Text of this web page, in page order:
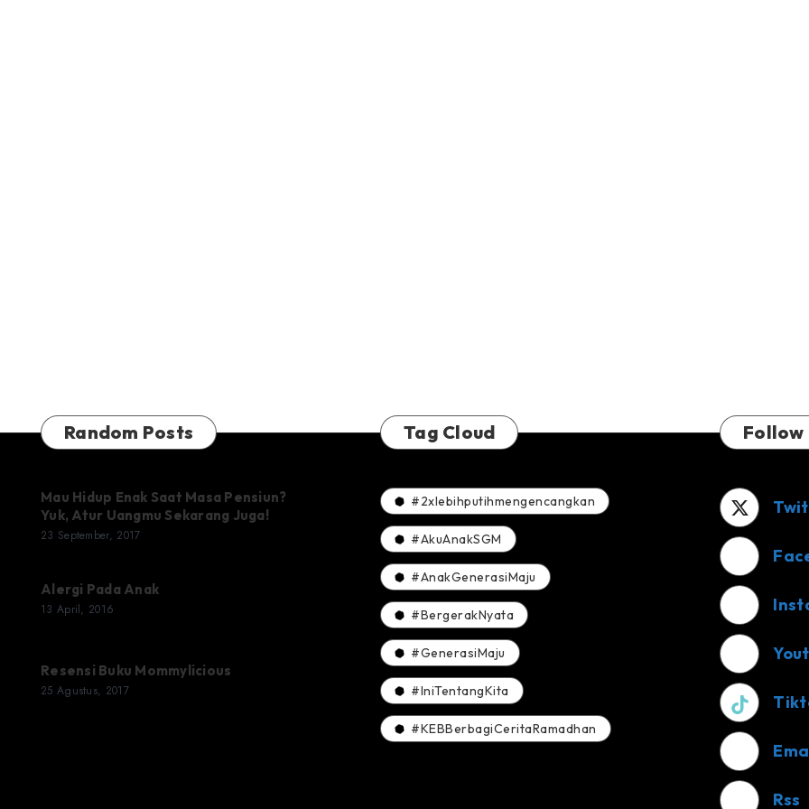
Random Posts
Mau Hidup Enak Saat Masa Pensiun?
Yuk, Atur Uangmu Sekarang Juga!
23 September, 2017
Alergi Pada Anak
13 April, 2016
Resensi Buku Mommylicious
25 Agustus, 2017
Tag Cloud
#2xlebihputihmengencangkan
#AkuAnakSGM
#AnakGenerasiMaju
#BergerakNyata
#GenerasiMaju
#IniTentangKita
#KEBBerbagiCeritaRamadhan
Follow
Rss